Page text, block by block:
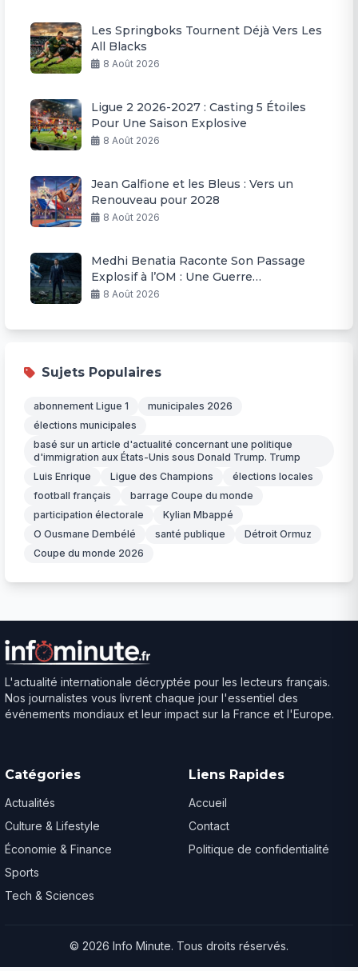
Les Springboks Tournent Déjà Vers Les
All Blacks
8 Août 2026
Ligue 2 2026-2027 : Casting 5 Étoiles
Pour Une Saison Explosive
8 Août 2026
Jean Galfione et les Bleus : Vers un
Renouveau pour 2028
8 Août 2026
Medhi Benatia Raconte Son Passage
Explosif à l’OM : Une Guerre
Permanente
8 Août 2026
Sujets Populaires
abonnement Ligue 1
municipales 2026
élections municipales
basé sur un article d'actualité concernant une politique
d'immigration aux États-Unis sous Donald Trump. Trump
Luis Enrique
Ligue des Champions
élections locales
football français
barrage Coupe du monde
participation électorale
Kylian Mbappé
O Ousmane Dembélé
santé publique
Détroit Ormuz
Coupe du monde 2026
L'actualité internationale décryptée pour les lecteurs français.
Nos journalistes vous livrent chaque jour l'essentiel des
événements mondiaux et leur impact sur la France et l'Europe.
Catégories
Actualités
Culture & Lifestyle
Économie & Finance
Sports
Tech & Sciences
Liens Rapides
Accueil
Contact
Politique de confidentialité
© 2026 Info Minute. Tous droits réservés.